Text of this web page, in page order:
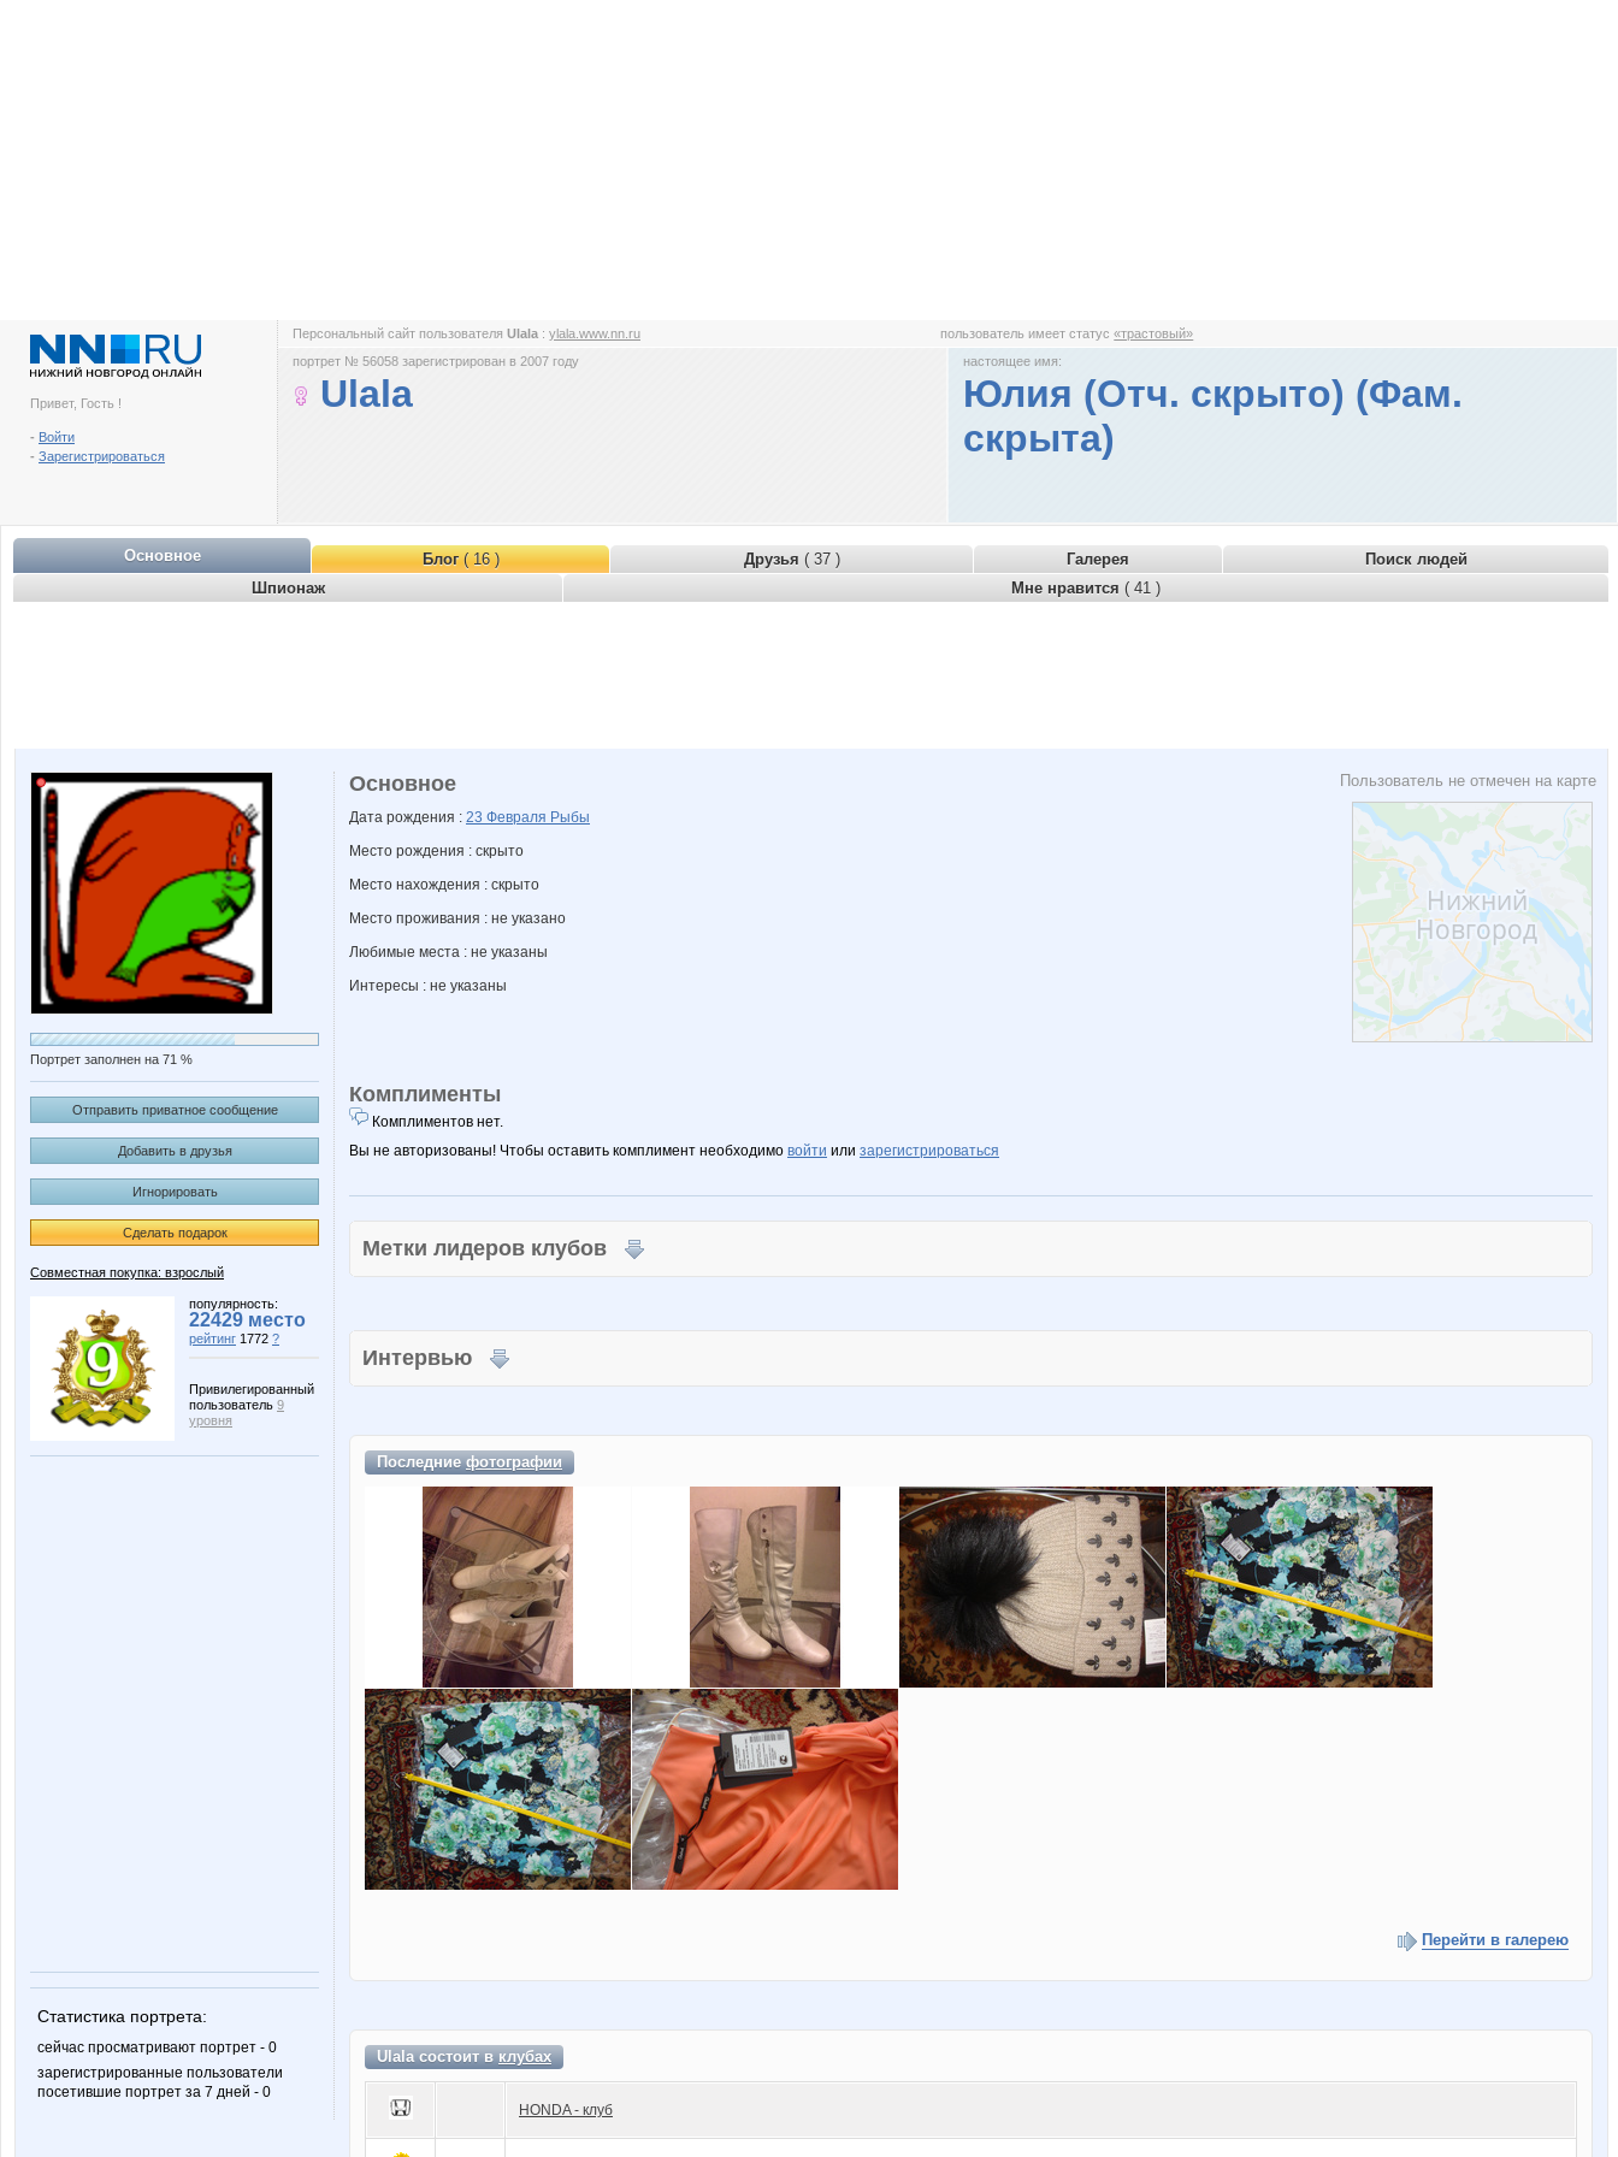
Привет, Гость !
- Войти
- Зарегистрироваться
Персональный сайт пользователя Ulala : ylala.www.nn.ru пользователь имеет статус«трастовый»
портрет № 56058 зарегистрирован в 2007 году
Ulala
настоящее имя:
Юлия (Отч. скрыто) (Фам.
скрыта)
Основное Блог( 16 ) Друзья ( 37 ) Галерея
Поиск людей
Шпионаж
Мне нравится ( 41 )
Портрет заполнен на 71 %
Отправить приватное сообщение
Добавить в друзья
Игнорировать
Сделать подарок
Совместная покупка: взрослый
популярность:
22429 место
рейтинг 1772 ?
Привилегированный
пользователь 9
уровня
Статистика портрета:
сейчас просматривают портрет - 0
зарегистрированные пользователи
посетившие портрет за 7 дней - 0
Пользователь не отмечен на карте
Основное
Дата рождения : 23 Февраля Рыбы
Место рождения : скрыто
Место нахождения : скрыто
Место проживания : не указано
Любимые места : не указаны
Интересы : не указаны
Комплименты
Комплиментов нет.
Вы не авторизованы! Чтобы оставить комплимент необходимо войти или зарегистрироваться
Метки лидеров клубов
Интервью
Последниефотографии
Перейти в галерею
Ulala состоит вклубах
HONDA - клуб